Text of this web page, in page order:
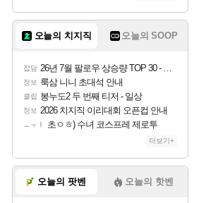
오늘의 치지직 오늘의 SOOP
잡담 26년 7월 팔로우 상승량 TOP 30 - 월간 치지직
정보 룩삼 니니 초대석 안내
클립 봉누도2 두 번째 티저 - 일상
정보 2026 치지직 이리대회 오픈컵 안내
ㅗㅜㅑ 초ㅇㅎ) 수녀 코스프레 제로투
더보기+
오늘의 팟벤 오늘의 핫벤